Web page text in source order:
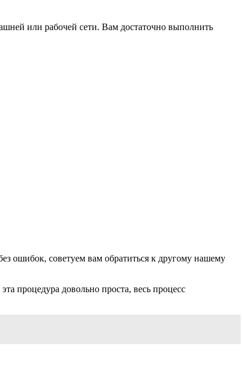
или рабочей сети. Вам достаточно выполнить
ошибок, советуем вам обратиться к другому нашему
процедура довольно проста, весь процесс